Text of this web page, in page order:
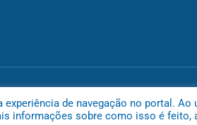
de navegação no portal.
informações sobre como isso é feito,